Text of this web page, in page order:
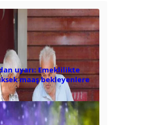
uyarı: Emeklilikte
maaş bekleyenlere